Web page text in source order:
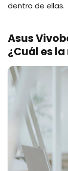
dentro de ellas.
Asus
¿Cuál es